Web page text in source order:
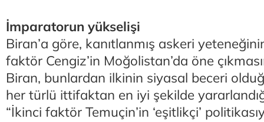
İmparatorun yükselişi
Biran’a göre, kanıtlanmış askeri
faktör Cengiz’in Moğolistan’da öne
Biran, bunlardan ilkinin siyasal beceri
her türlü ittifaktan en iyi şekilde
“İkinci faktör Temuçin’in ‘eşitlikçi’